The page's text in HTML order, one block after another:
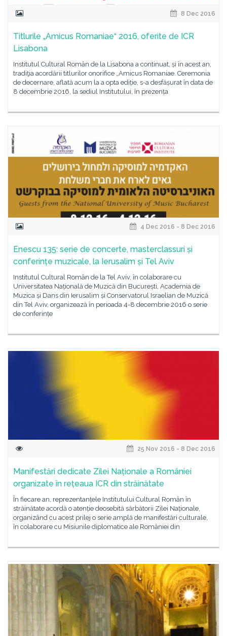
8 Dec 2016
Titlurile „Amicus Romaniae“ 2016, oferite de ICR
Lisabona
Institutul Cultural Român de la Lisabona a continuat, și în acest an,
tradiţia acordării titlurilor onorifice „Amicus Romaniae. Ceremonia
de decernare, aflată acum la a opta ediție, s-a desfășurat în data de
8 decembrie 2016, la sediul Institutului, în prezența
4 Dec 2016 - 8 Dec 2016
Enescu 135: serie de concerte, masterclassuri și
conferințe muzicale, la Ierusalim și Tel Aviv
Institutul Cultural Român de la Tel Aviv, în colaborare cu
Universitatea Națională de Muzică din București, Academia de
Muzica și Dans din Ierusalim și Conservatorul Israelian de Muzică
din Tel Aviv, organizează în perioada 4-8 decembrie 2016 o serie
de conferințe
25 Nov 2016 - 8 Dec 2016
Manifestări dedicate Zilei Naționale a României
organizate în rețeaua ICR din străinătate
În fiecare an, reprezentanțele Institutului Cultural Român în
străinătate acordă o atenție deosebită sărbătorii Zilei Naționale,
organizând cu acest prilej o serie amplă de manifestări culturale,
în colaborare cu Misiunile diplomatice ale României din